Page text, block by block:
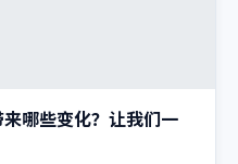
哪些变化？让我们一